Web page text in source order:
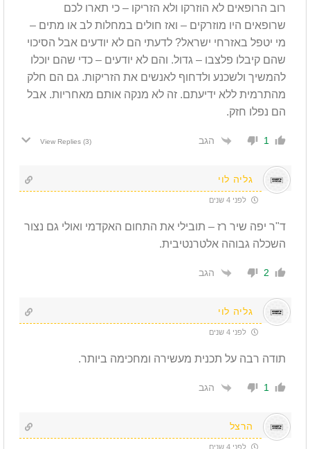
רוב הרופאים לא הוזרקו ולא הזריקו – כי תארו לכם
שרופאים היו מוזרקים – ואז חולים במחלות לב או מתים –
מי יטפל באזרחי ישראל? לדעתי הם לא יודעים אבל הסיכוי
שהם קיבלו פלצבו – גדול. והם לא יודעים – כדי שהם יוכלו
להמשיך ולשכנע ולדחוף לאנשים את הזריקות. גם הם חלק
מהתרמית ללא ידיעתם. זה לא מנקה אותם מאחריות. אבל
הם נפלו חזק.
1 הגב View Replies (3)
גליה לוי
לפני 4 שנים
ד"ר יפה שיר רז – תובילי את התחום האקדמי ואולי גם נצור
השכלה גבוהה אלטרנטיבית.
2 הגב
גליה לוי
לפני 4 שנים
תודה רבה על תכנית מעשירה ומחכימה ביותר.
1 הגב
הרצל
לפני 4 שנים